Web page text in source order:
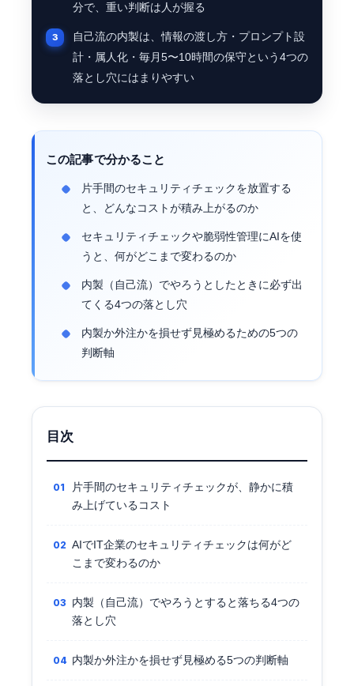
分で、重い判断は人が握る
自己流の内製は、情報の渡し方・プロンプト設
計・属人化・毎月5〜10時間の保守という4つの
落とし穴にはまりやすい
この記事で分かること
片手間のセキュリティチェックを放置する
と、どんなコストが積み上がるのか
セキュリティチェックや脆弱性管理にAIを使
うと、何がどこまで変わるのか
内製（自己流）でやろうとしたときに必ず出
てくる4つの落とし穴
内製か外注かを損せず見極めるための5つの
判断軸
目次
片手間のセキュリティチェックが、静かに積
み上げているコスト
AIでIT企業のセキュリティチェックは何がど
こまで変わるのか
内製（自己流）でやろうとすると落ちる4つの
落とし穴
内製か外注かを損せず見極める5つの判断軸